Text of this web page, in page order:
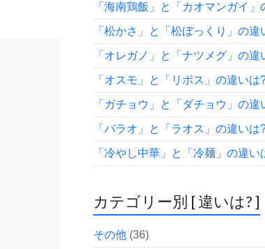
「海南鶏飯」と「カオマンガイ」
「松かさ」と「松ぼっくり」の違
「オレガノ」と「ナツメグ」の違
「オスモ」と「リボス」の違いは
「ガチョウ」と「ダチョウ」の違
「パラオ」と「ラオス」の違いは
「冷やし中華」と「冷麺」の違い
カテゴリー別 [ 違いは? ]
その他 (36)